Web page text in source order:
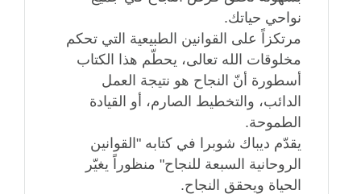
نواحي حياتك.
مرتكزاً على القوانين الطبيعية التي تحكم
مخلوقات الله تعالى، يحطّم هذا الكتاب
أسطورة أنّ النجاح هو نتيجة العمل
الدائب، والتخطيط الصارم، أو القيادة
الطموحة.
يقدّم ديباك شوبرا في كتابه "القوانين
الروحانية السبعة للنجاح" منظوراً يغيّر
الحياة ويحقق النجاح.